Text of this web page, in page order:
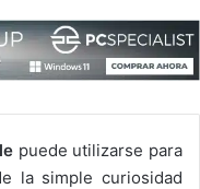
puede utilizarse para
la simple curiosidad